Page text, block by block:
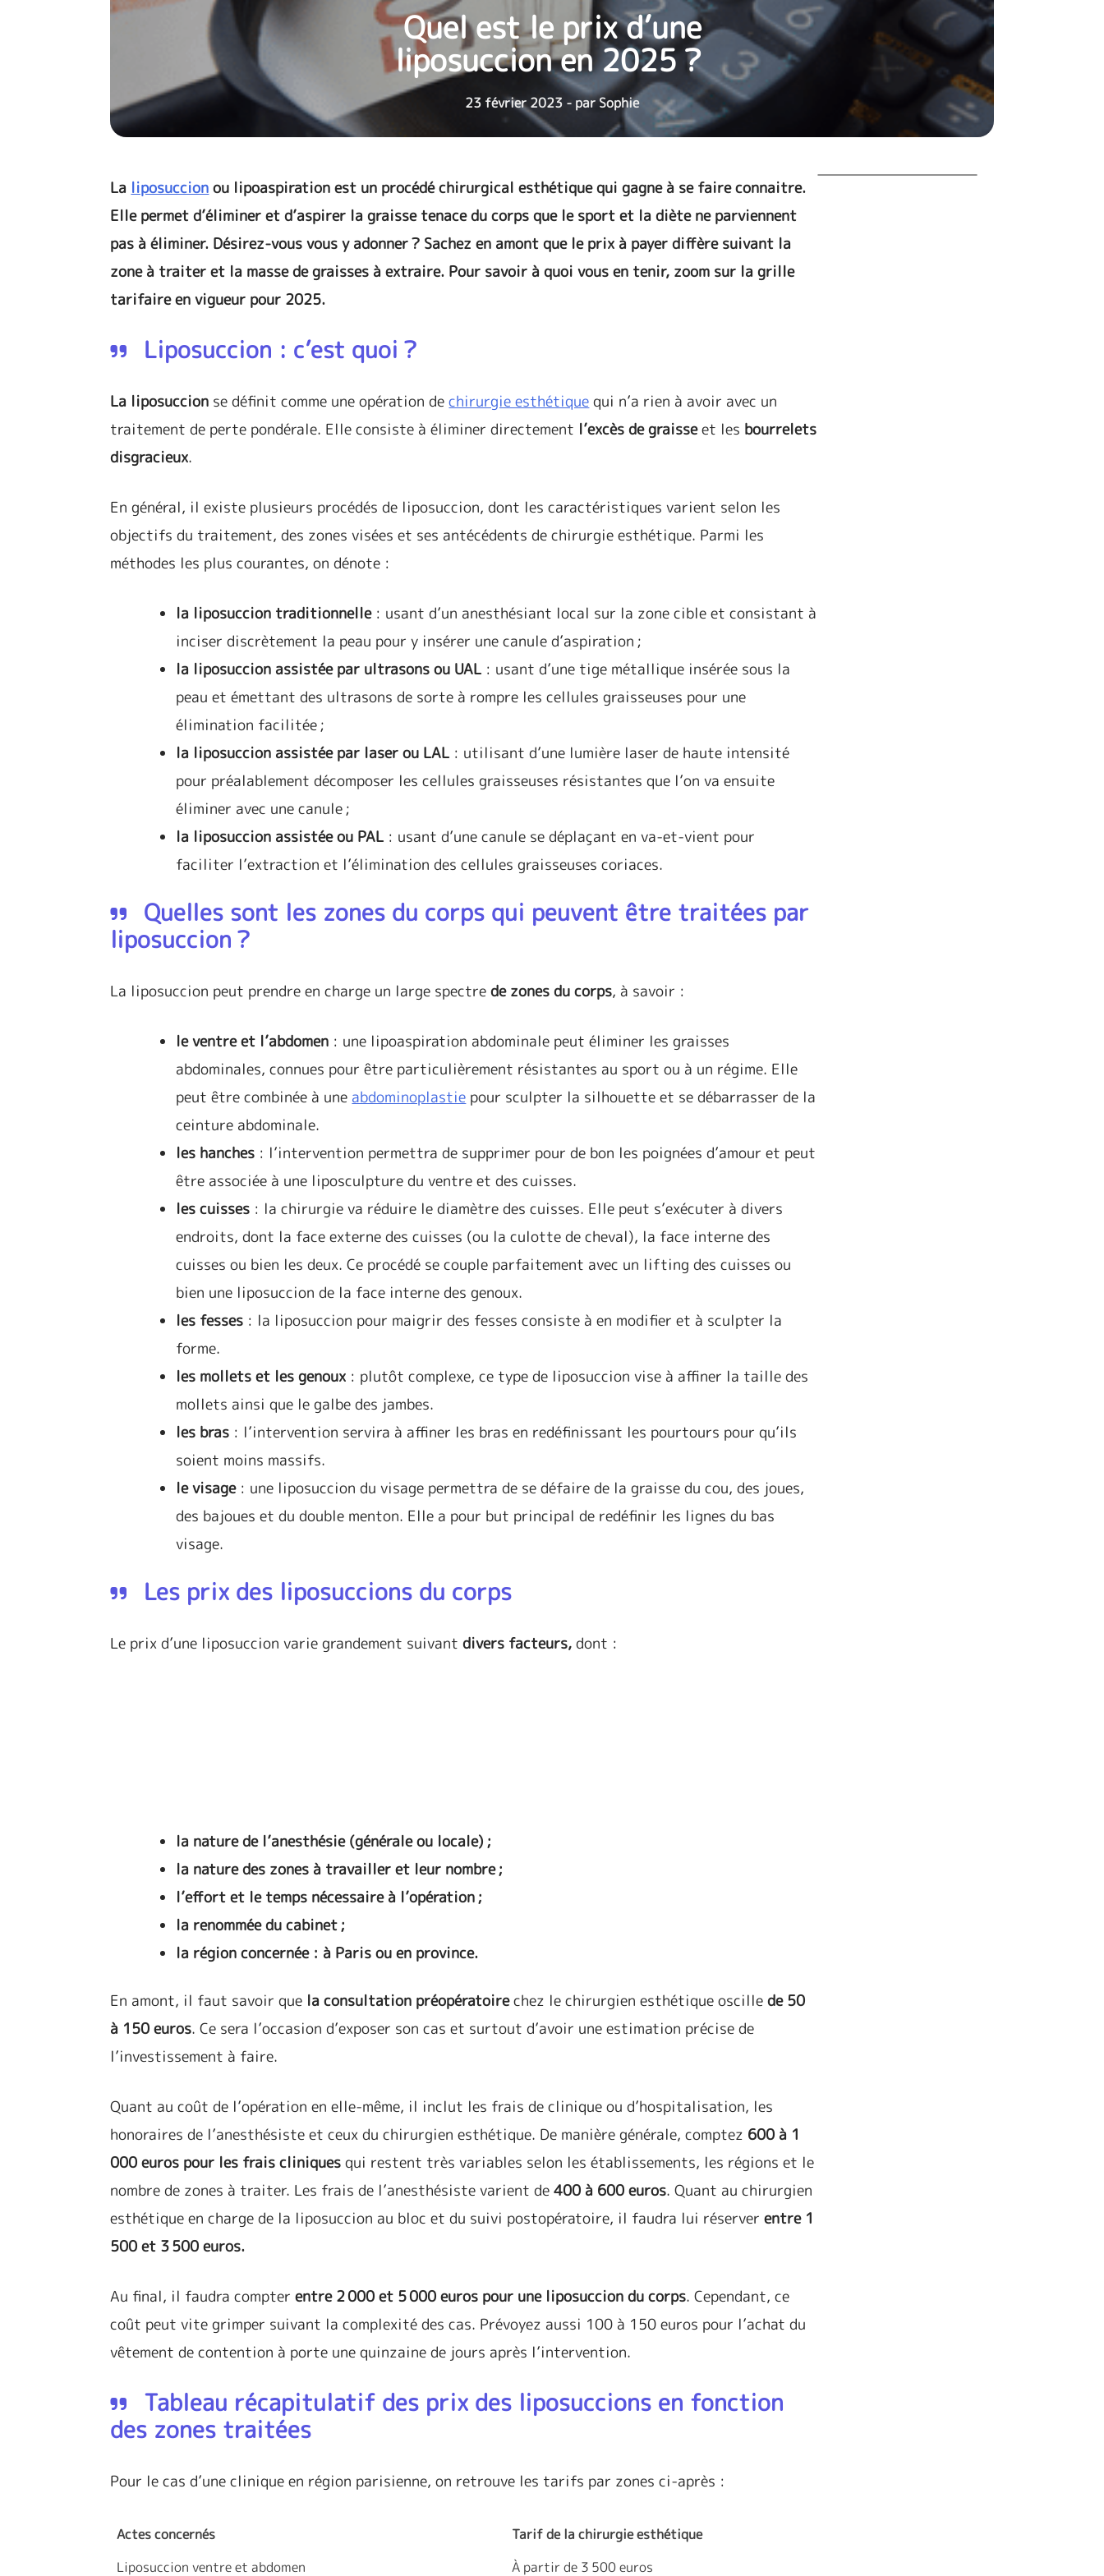
Quel est le prix d’une
liposuccion en 2025 ?
23 février 2023 - par Sophie
La liposuccion ou lipoaspiration est un procédé chirurgical esthétique qui gagne à se faire connaitre.
Elle permet d’éliminer et d’aspirer la graisse tenace du corps que le sport et la diète ne parviennent
pas à éliminer. Désirez-vous vous y adonner ? Sachez en amont que le prix à payer diffère suivant la
zone à traiter et la masse de graisses à extraire. Pour savoir à quoi vous en tenir, zoom sur la grille
tarifaire en vigueur pour 2025.
Liposuccion : c’est quoi ?
La liposuccion se définit comme une opération dechirurgie esthétique qui n’a rien à avoir avec un
traitement de perte pondérale. Elle consiste à éliminer directement l’excès de graisseet les bourrelets
disgracieux.
En général, il existe plusieurs procédés de liposuccion, dont les caractéristiques varient selon les
objectifs du traitement, des zones visées et ses antécédents de chirurgie esthétique. Parmi les
méthodes les plus courantes, on dénote :
la liposuccion traditionnelle : usant d’un anesthésiant local sur la zone cible et consistant à
inciser discrètement la peau pour y insérer une canule d’aspiration ;
la liposuccion assistée par ultrasons ou UAL : usant d’une tige métallique insérée sous la
peau et émettant des ultrasons de sorte à rompre les cellules graisseuses pour une
élimination facilitée ;
la liposuccion assistée par laser ou LAL : utilisant d’une lumière laser de haute intensité
pour préalablement décomposer les cellules graisseuses résistantes que l’on va ensuite
éliminer avec une canule ;
la liposuccion assistée ou PAL : usant d’une canule se déplaçant en va-et-vient pour
faciliter l’extraction et l’élimination des cellules graisseuses coriaces.
Quelles sont les zones du corps qui peuvent être traitées par
liposuccion ?
La liposuccion peut prendre en charge un large spectrede zones du corps, à savoir :
le ventre et l’abdomen : une lipoaspiration abdominale peut éliminer les graisses
abdominales, connues pour être particulièrement résistantes au sport ou à un régime. Elle
peut être combinée à une abdominoplastie pour sculpter la silhouette et se débarrasser de la
ceinture abdominale.
les hanches : l’intervention permettra de supprimer pour de bon les poignées d’amour et peut
être associée à une liposculpture du ventre et des cuisses.
les cuisses : la chirurgie va réduire le diamètre des cuisses. Elle peut s’exécuter à divers
endroits, dont la face externe des cuisses (ou la culotte de cheval), la face interne des
cuisses ou bien les deux. Ce procédé se couple parfaitement avec un lifting des cuisses ou
bien une liposuccion de la face interne des genoux.
les fesses : la liposuccion pour maigrir des fesses consiste à en modifier et à sculpter la
forme.
les mollets et les genoux : plutôt complexe, ce type de liposuccion vise à affiner la taille des
mollets ainsi que le galbe des jambes.
les bras : l’intervention servira à affiner les bras en redéfinissant les pourtours pour qu’ils
soient moins massifs.
le visage: une liposuccion du visage permettra de se défaire de la graisse du cou, des joues,
des bajoues et du double menton. Elle a pour but principal de redéfinir les lignes du bas
visage.
Les prix des liposuccions du corps
Le prix d’une liposuccion varie grandement suivantdivers facteurs, dont :
la nature de l’anesthésie (générale ou locale) ;
la nature des zones à travailler et leur nombre ;
l’effort et le temps nécessaire à l’opération ;
la renommée du cabinet ;
la région concernée : à Paris ou en province.
En amont, il faut savoir que la consultation préopératoirechez le chirurgien esthétique oscillede 50
à 150 euros. Ce sera l’occasion d’exposer son cas et surtout d’avoir une estimation précise de
l’investissement à faire.
Quant au coût de l’opération en elle-même, il inclut les frais de clinique ou d’hospitalisation, les
honoraires de l’anesthésiste et ceux du chirurgien esthétique. De manière générale, comptez 600 à 1
000 euros pour les frais cliniques qui restent très variables selon les établissements, les régions et le
nombre de zones à traiter. Les frais de l’anesthésiste varient de400 à 600 euros. Quant au chirurgien
esthétique en charge de la liposuccion au bloc et du suivi postopératoire, il faudra lui réserverentre 1
500 et 3 500 euros.
Au final, il faudra compterentre 2 000 et 5 000 euros pour une liposuccion du corps. Cependant, ce
coût peut vite grimper suivant la complexité des cas. Prévoyez aussi 100 à 150 euros pour l’achat du
vêtement de contention à porte une quinzaine de jours après l’intervention.
Tableau récapitulatif des prix des liposuccions en fonction
des zones traitées
Pour le cas d’une clinique en région parisienne, on retrouve les tarifs par zones ci-après :
Actes concernés
Tarif de la chirurgie esthétique
Liposuccion ventre et abdomen
À partir de 3 500 euros